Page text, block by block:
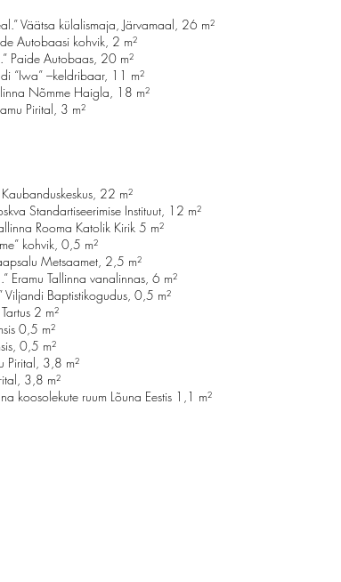
külalismaja, Järvamaal, 26 m²
Autobaasi kohvik, 2 m²
Autobaas, 20 m²
–keldribaar, 11 m²
Nõmme Haigla, 18 m²
Pirital, 3 m²
22 m²
Standartiseerimise Instituut, 12 m²
Rooma Katolik Kirik 5 m²
kohvik, 0,5 m²
Metsaamet, 2,5 m²
Tallinna vanalinnas, 6 m²
Baptistikogudus, 0,5 m²
2 m²
0,5 m²
0,5 m²
3,8 m²
3,8 m²
ruum Lõuna Eestis 1,1 m²